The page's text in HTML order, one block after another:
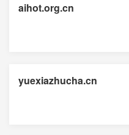
aihot.org.cn
yuexiazhucha.cn